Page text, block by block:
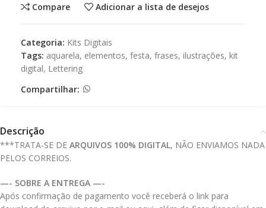
Compare Adicionar a lista de desejos
Categoria: Kits Digitais
Tags: aquarela, elementos, festa, frases, ilustrações, kit
digital, Lettering
Compartilhar:
Descrição
***TRATA-SE DE ARQUIVOS 100% DIGITAL, NÃO ENVIAMOS NADA
PELOS CORREIOS.
—- SOBRE A ENTREGA —-
Após confirmação de pagamento você receberá o link para